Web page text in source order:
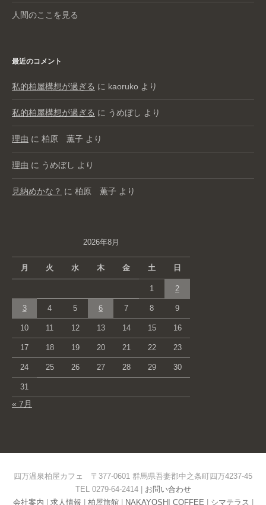
人間のここを見る
最近のコメント
私的柏屋構想が過ぎる に kaoruko より
私的柏屋構想が過ぎる に うめぼし より
理由 に 柏原 薫子 より
理由 に うめぼし より
見納めかな？ に 柏原 薫子 より
2026年8月
月 火 水 木 金 土 日
1 2
3 4 5 6 7 8 9
10 11 12 13 14 15 16
17 18 19 20 21 22 23
24 25 26 27 28 29 30
31
« 7月
四万温泉柏屋カフェ 〒377-0601 群馬県吾妻郡中之条町四万4237-45
TEL 0279-64-2414 | お問い合わせ
会社案内
求人情報 柏屋旅館| NAKAYOSHI COFFEE シマテラス